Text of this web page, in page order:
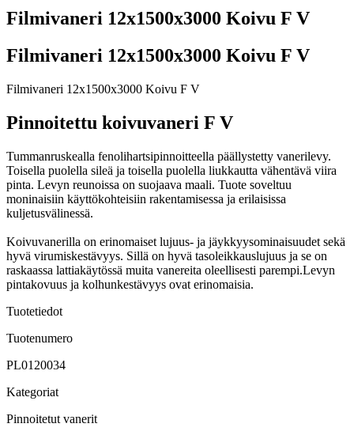
Filmivaneri 12x1500x3000 Koivu F V
Filmivaneri 12x1500x3000 Koivu F V
Filmivaneri 12x1500x3000 Koivu F V
Pinnoitettu koivuvaneri F V
Tummanruskealla fenolihartsipinnoitteella päällystetty vanerilevy.
Toisella puolella sileä ja toisella puolella liukkautta vähentävä viira
pinta. Levyn reunoissa on suojaava maali. Tuote soveltuu
moninaisiin käyttökohteisiin rakentamisessa ja erilaisissa
kuljetusvälinessä.
Koivuvanerilla on erinomaiset lujuus- ja jäykkyysominaisuudet sekä
hyvä virumiskestävyys. Sillä on hyvä tasoleikkauslujuus ja se on
raskaassa lattiakäytössä muita vanereita oleellisesti parempi.Levyn
pintakovuus ja kolhunkestävyys ovat erinomaisia.
Tuotetiedot
Tuotenumero
PL0120034
Kategoriat
Pinnoitetut vanerit